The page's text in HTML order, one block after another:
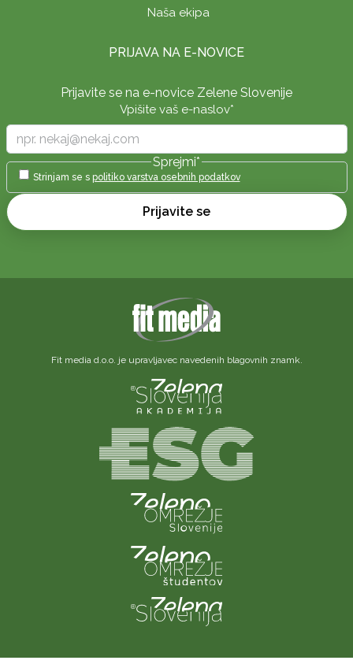
Naša ekipa
PRIJAVA NA E-NOVICE
Prijavite se na e-novice Zelene Slovenije
Vpišite vaš e-naslov*
Sprejmi*
Strinjam se s politiko varstva osebnih podatkov
Prijavite se
Fit media d.o.o. je upravljavec navedenih blagovnih znamk.